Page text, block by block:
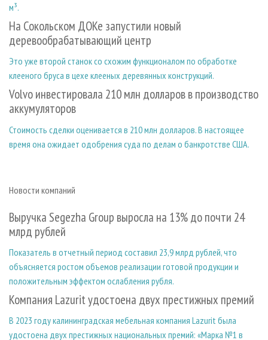
м³.
На Сокольском ДОКе запустили новый
деревообрабатывающий центр
Это уже второй станок со схожим функционалом по обработке
клееного бруса в цехе клееных деревянных конструкций.
Volvo инвестировала 210 млн долларов в производство
аккумуляторов
Стоимость сделки оценивается в 210 млн долларов. В настоящее
время она ожидает одобрения суда по делам о банкротстве США.
Новости компаний
Выручка Segezha Group выросла на 13% до почти 24
млрд рублей
Показатель в отчетный период составил 23,9 млрд рублей, что
объясняется ростом объемов реализации готовой продукции и
положительным эффектом ослабления рубля.
Компания Lazurit удостоена двух престижных премий
В 2023 году калининградская мебельная компания Lazurit была
удостоена двух престижных национальных премий: «Марка №1 в